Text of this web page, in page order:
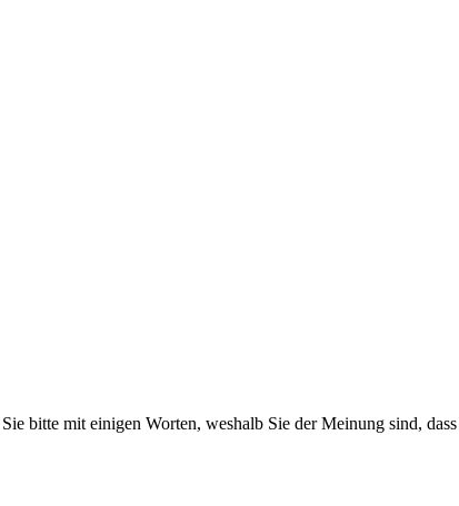
bitte mit einigen Worten, weshalb Sie der Meinung sind,